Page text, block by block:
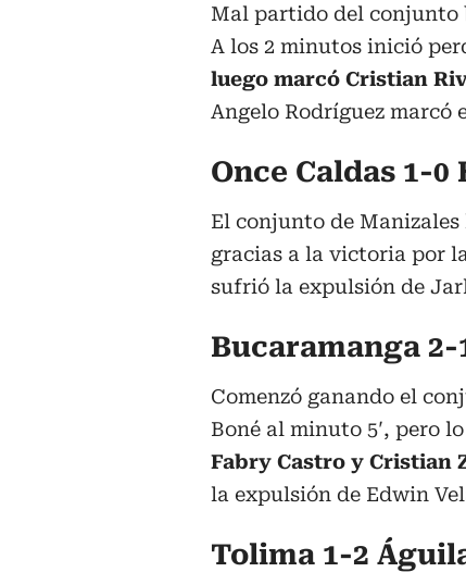
Mal partido del conjunto
A los 2 minutos inició
luego marcó Cristian
Angelo Rodríguez marcó
Once Caldas 1-0
El conjunto de
gracias a la victoria por
sufrió la expulsión de
Bucaramanga 2-
Comenzó ganando el
Boné al minuto 5′, pero
Fabry Castro y Cristian
la expulsión de Edwin
Tolima 1-2